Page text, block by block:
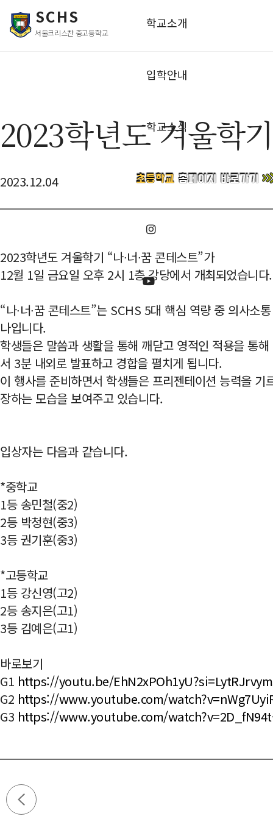
SCHS
서울크리스찬 중고등학교
학교소개
입학안내
학교소식
2023학년도 겨울학
2023.12.04
2023학년도 겨울학기 “나∙너∙꿈 콘테스트”가
12월 1일 금요일 오후 2시 1층 강당에서 개최되었습니다.
“나∙너∙꿈 콘테스트”는 SCHS 5대 핵심 역량 중 의사
나입니다.
학생들은 말씀과 생활을 통해 깨닫고 영적인 적용을 통
서 3분 내외로 발표하고 경합을 펼치게 됩니다.
이 행사를 준비하면서 학생들은 프리젠테이션 능력을
장하는 모습을 보여주고 있습니다.
입상자는 다음과 같습니다.
*중학교
1등 송민철(중2)
2등 박청현(중3)
3등 권기훈(중3)
*고등학교
1등 강신영(고2)
2등 송지은(고1)
3등 김예은(고1)
바로보기
G1 https://youtu.be/
G2 https://www.youtube.com/
G3 https://www.youtube.com/